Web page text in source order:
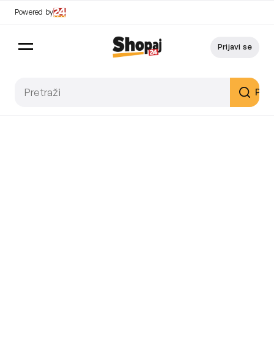
Powered by
Prijavi se